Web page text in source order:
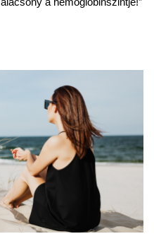
a hemoglobinszintje!”